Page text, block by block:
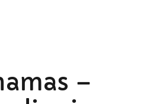
–